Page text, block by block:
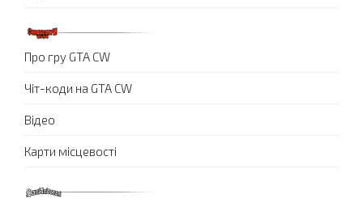
Про гру GTA CW
Чіт-коди на GTA CW
Відео
Карти місцевості